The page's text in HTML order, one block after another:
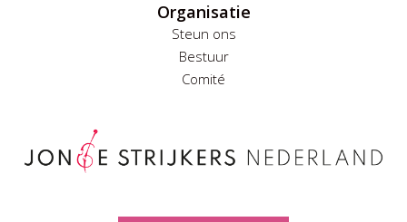
Organisatie
Steun ons
Bestuur
Comité